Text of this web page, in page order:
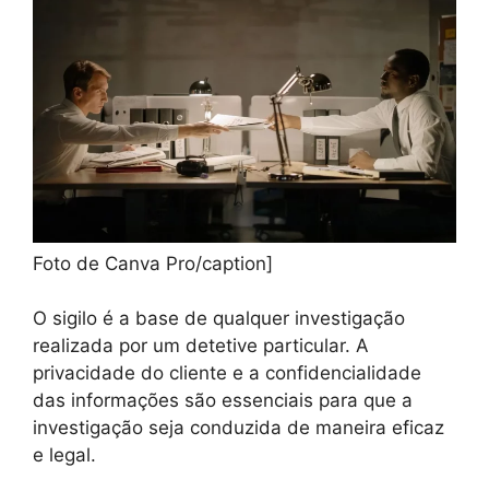
Foto de Canva Pro/caption]
O sigilo é a base de qualquer investigação
realizada por um detetive particular. A
privacidade do cliente e a confidencialidade
das informações são essenciais para que a
investigação seja conduzida de maneira eficaz
e legal.